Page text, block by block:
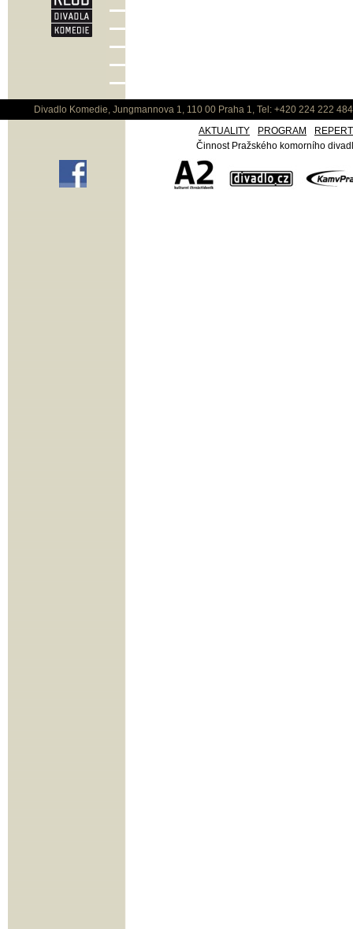
Divadlo Komedie, Jungmannova 1, 110 00 Praha 1, Tel: +420 224 222
AKTUALITY
PROGRAM
Činnost Pražského komorního